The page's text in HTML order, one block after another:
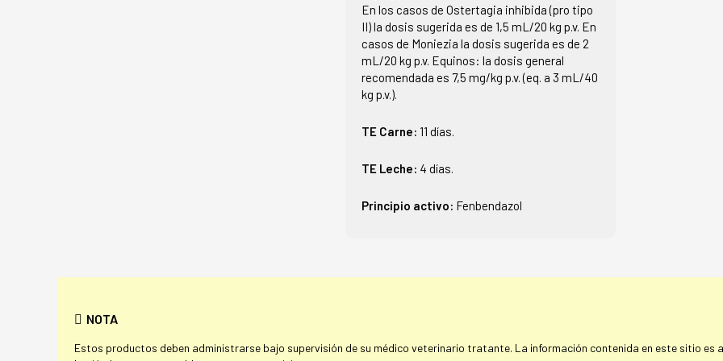
En los casos de Ostertagia inhibida (pro tipo
II) la dosis sugerida es de 1,5 mL/20 kg p.v. En
casos de Moniezia la dosis sugerida es de 2
mL/20 kg p.v. Equinos: la dosis general
recomendada es 7,5 mg/kg p.v. (eq. a 3 mL/40
kg p.v.).
TE Carne: 11 días.
TE Leche: 4 días.
Principio activo: Fenbendazol
NOTA
Estos productos deben administrarse bajo supervisión de su médico veterinario tratante. La información contenida en este sitio es